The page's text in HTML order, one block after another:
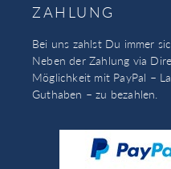
ZAHLUNG
Bei uns zahlst Du immer
Neben der Zahlung via
Möglichkeit mit PayPal –
Guthaben – zu bezahlen.